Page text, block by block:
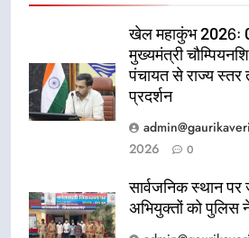
खेल महाकुंभ 2026ः
मुख्यमंत्री
पंचायत से राज्य स्तर
प्रदर्शन
2026
0
सार्वजनिक स्थान
अभियुक्तों को पुलिस ने